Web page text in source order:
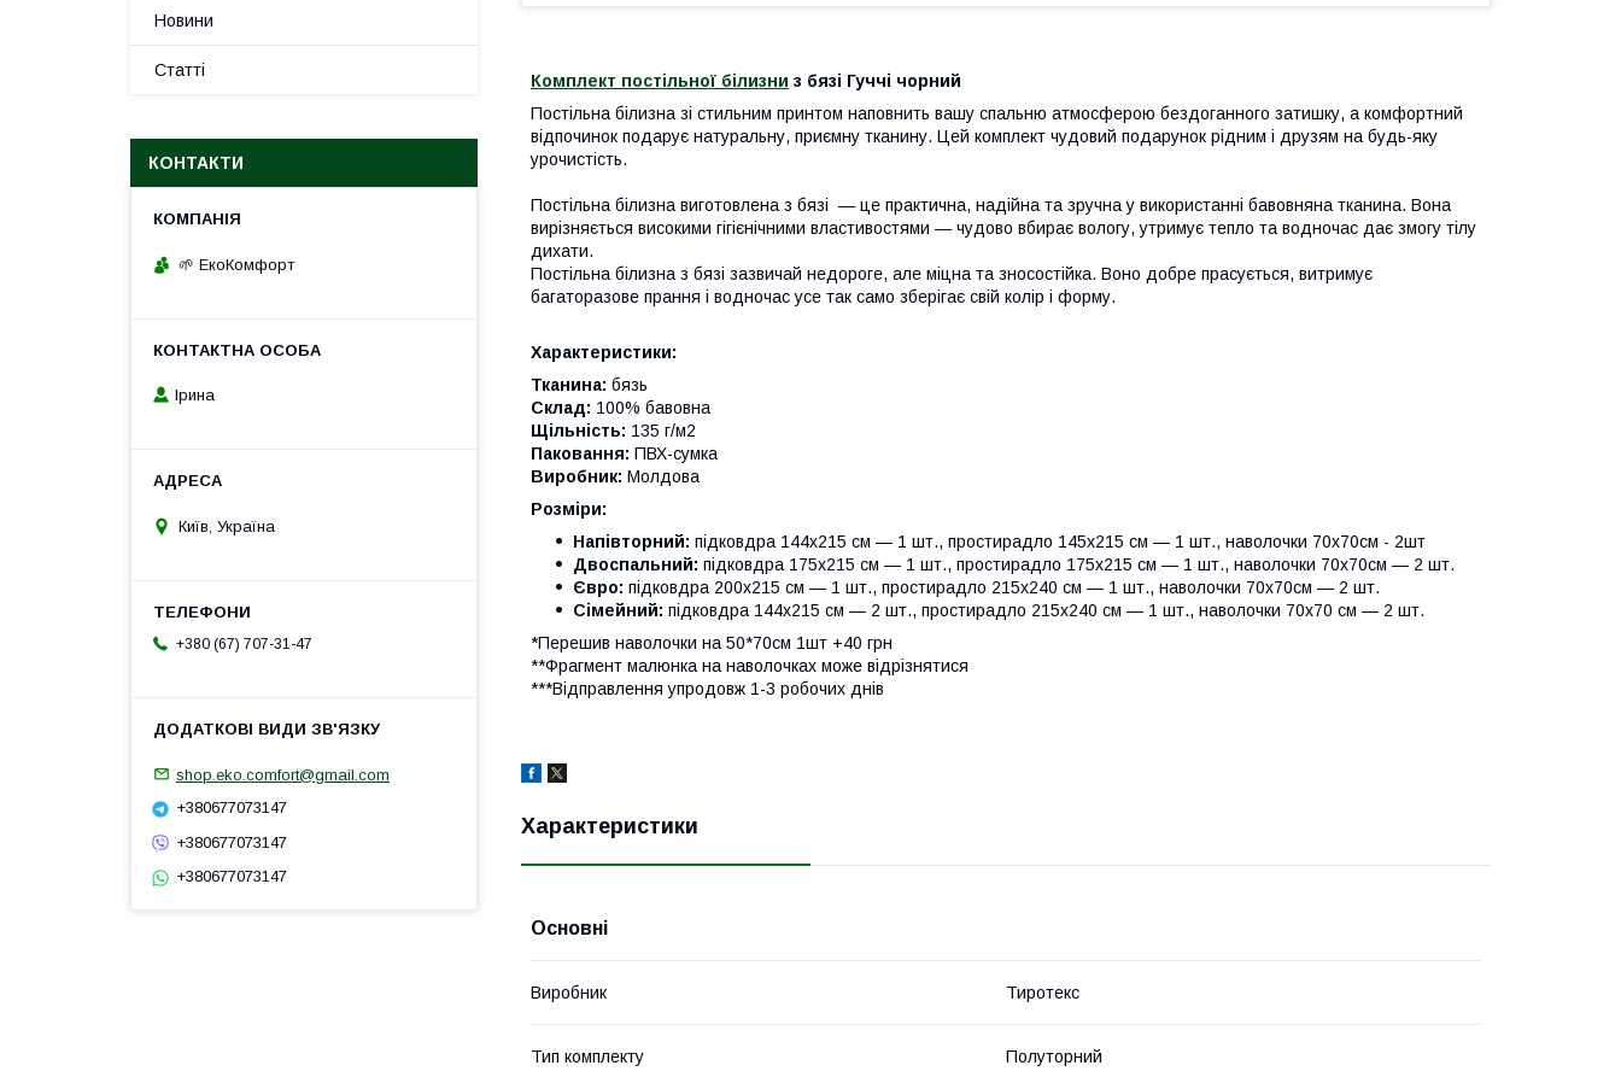
Комплект постільної білизни з бязі Гуччі чорний
Постільна білизна зі стильним принтом наповнить вашу спальню атмосферою бездоганного затишку, а комфортний
відпочинок подарує натуральну, приємну тканину. Цей комплект чудовий подарунок рідним і друзям на будь-яку
урочистість.
Постільна білизна виготовлена з бязі — це практична, надійна та зручна у використанні бавовняна тканина. Вона
вирізняється високими гігієнічними властивостями — чудово вбирає вологу, утримує тепло та водночас дає змогу тілу
дихати.
Постільна білизна з бязі зазвичай недороге, але міцна та зносостійка. Воно добре прасується, витримує
багаторазове прання і водночас усе так само зберігає свій колір і форму.
Характеристики:
Тканина: бязь
Склад: 100% бавовна
Щільність: 135 г/м2
Паковання: ПВХ-сумка
Виробник: Молдова
Розміри:
Напівторний: підковдра 144х215 см — 1 шт., простирадло 145х215 см — 1 шт., наволочки 70х70см - 2шт
Двоспальний: підковдра 175х215 см — 1 шт., простирадло 175х215 см — 1 шт., наволочки 70х70см — 2 шт.
Євро: підковдра 200х215 см — 1 шт., простирадло 215х240 см — 1 шт., наволочки 70х70см — 2 шт.
Сімейний: підковдра 144х215 см — 2 шт., простирадло 215х240 см — 1 шт., наволочки 70х70 см — 2 шт.
*Перешив наволочки на 50*70см 1шт +40 грн
**Фрагмент малюнка на наволочках може відрізнятися
***Відправлення упродовж 1-3 робочих днів
Характеристики
Основні
Виробник Тиротекс
Тип комплекту Полуторний
Новини
Статті
КОНТАКТИ
🌱 ЕкоКомфорт
Ірина
Київ, Україна
+380 (67) 707-31-47
shop.eko.comfort@gmail.com
+380677073147
+380677073147
+380677073147